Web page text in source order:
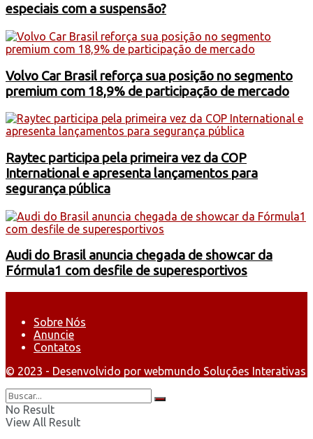
especiais com a suspensão?
Volvo Car Brasil reforça sua posição no segmento
premium com 18,9% de participação de mercado
Raytec participa pela primeira vez da COP
International e apresenta lançamentos para
segurança pública
Audi do Brasil anuncia chegada de showcar da
Fórmula1 com desfile de superesportivos
Sobre Nós
Anuncie
Contatos
© 2023 - Desenvolvido por webmundo Soluções Interativas
No Result
View All Result